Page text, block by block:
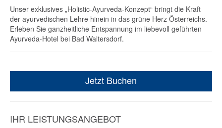
Unser exklusives „Holistic-Ayurveda-Konzept“ bringt die Kraft
der ayurvedischen Lehre hinein in das grüne Herz Österreichs.
Erleben Sie ganzheitliche Entspannung im liebevoll geführten
Ayurveda-Hotel bei Bad Waltersdorf.
Jetzt Buchen
IHR LEISTUNGSANGEBOT